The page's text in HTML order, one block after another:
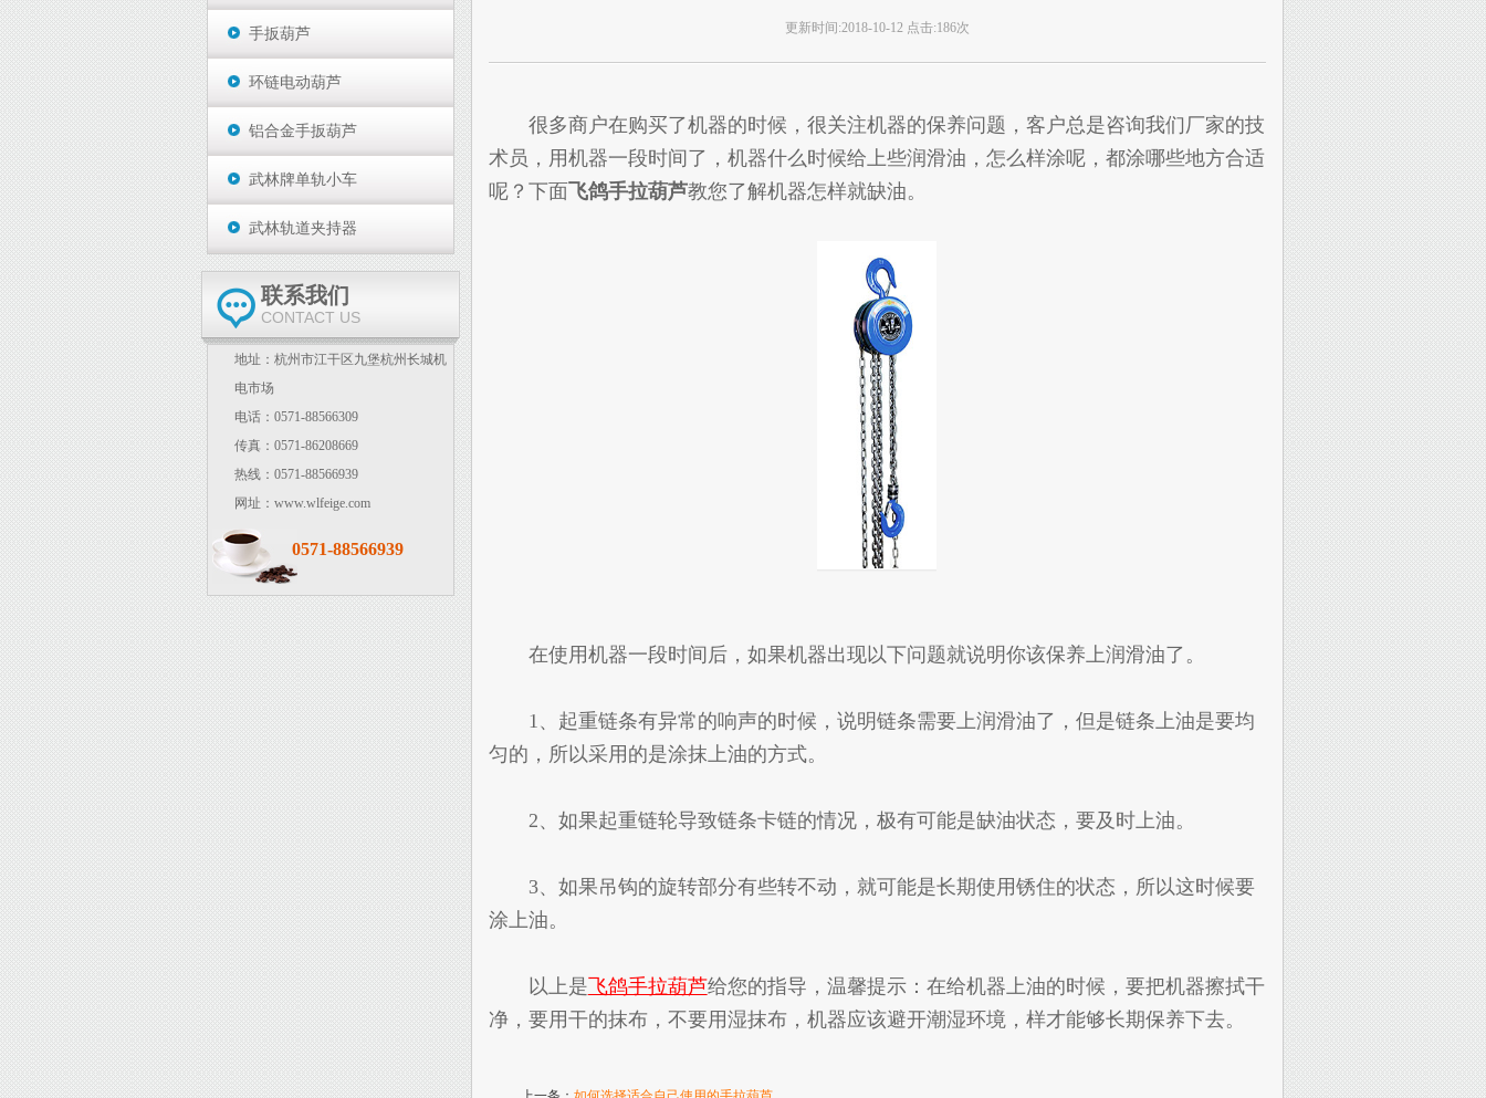
手扳葫芦
环链电动葫芦
铝合金手扳葫芦
武林牌单轨小车
武林轨道夹持器
联系我们
CONTACT US
地址：杭州市江干区九堡杭州长城机
电市场
电话：0571-88566309
传真：0571-86208669
热线：0571-88566939
网址：www.wlfeige.com
0571-88566939
更新时间:2018-10-12 点击:186次
很多商户在购买了机器的时候，很关注机器的保养问题，客户总是咨询我们厂家的技
术员，用机器一段时间了，机器什么时候给上些润滑油，怎么样涂呢，都涂哪些地方合适
呢？下面飞鸽手拉葫芦教您了解机器怎样就缺油。
在使用机器一段时间后，如果机器出现以下问题就说明你该保养上润滑油了。
1、起重链条有异常的响声的时候，说明链条需要上润滑油了，但是链条上油是要均
匀的，所以采用的是涂抹上油的方式。
2、如果起重链轮导致链条卡链的情况，极有可能是缺油状态，要及时上油。
3、如果吊钩的旋转部分有些转不动，就可能是长期使用锈住的状态，所以这时候要
涂上油。
以上是飞鸽手拉葫芦给您的指导，温馨提示：在给机器上油的时候，要把机器擦拭干
净，要用干的抹布，不要用湿抹布，机器应该避开潮湿环境，样才能够长期保养下去。